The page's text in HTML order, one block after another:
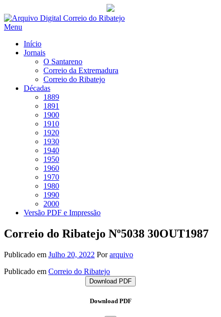
Saltar
para
Menu
Início
Jornais
O Santareno
Correio da Extremadura
Correio do Ribatejo
Décadas
1889
1891
1900
1910
1920
1930
1940
1950
1960
1970
1980
1990
2000
Versão PDF e Impressão
Correio do Ribatejo Nº5038 30OUT1987
Publicado em Julho 20, 2022 Porarquivo
Publicado em Correio do Ribatejo
Download PDF
Download PDF